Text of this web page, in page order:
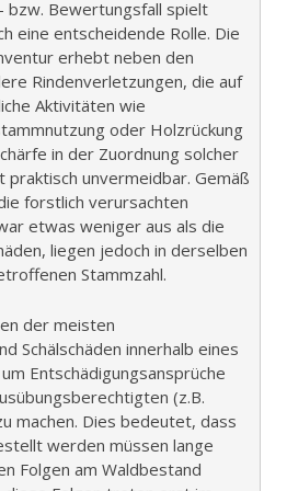
bzw. Bewertungsfall spielt
eine entscheidende Rolle. Die
erhebt neben den
Rindenverletzungen, die auf
Aktivitäten wie
oder Holzrückung
in der Zuordnung solcher
praktisch unvermeidbar. Gemäß
forstlich verursachten
etwas weniger aus als die
liegen jedoch in derselben
Stammzahl.
der meisten
Schälschäden innerhalb eines
Entschädigungsansprüche
(z.B.
machen. Dies bedeutet, dass
werden müssen lange
Folgen am Waldbestand